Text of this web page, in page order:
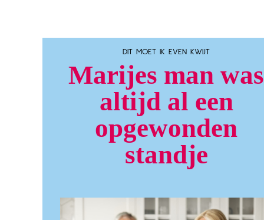
DIT MOET IK EVEN KWIJT
Marijes man was
altijd al een
opgewonden
standje